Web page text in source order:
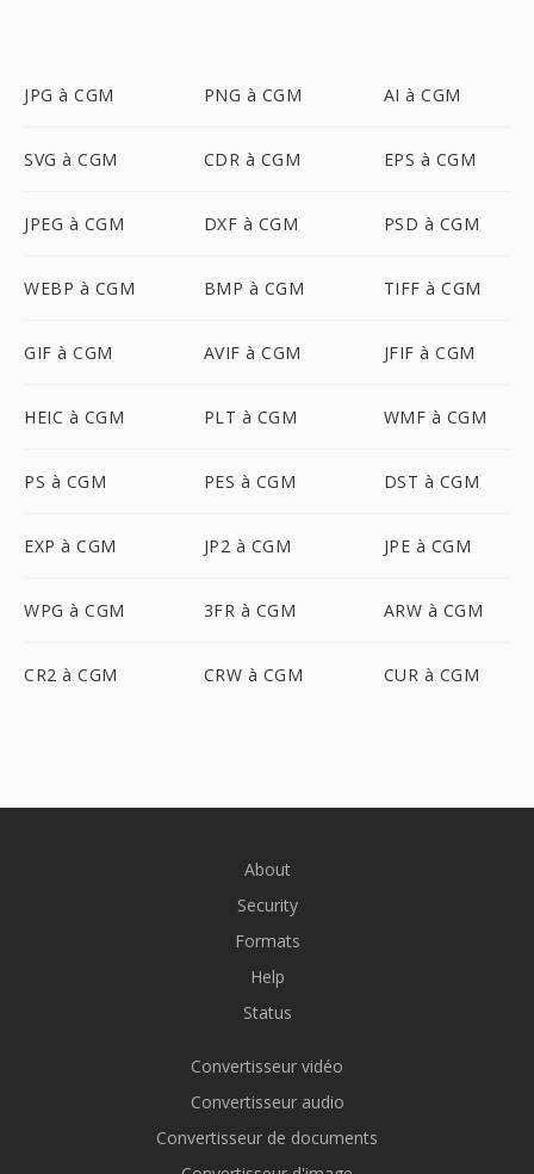
JPG à CGM PNG à CGM AI à CGM
SVG à CGM CDR à CGM EPS à CGM
JPEG à CGM DXF à CGM PSD à CGM
WEBP à CGM BMP à CGM TIFF à CGM
GIF à CGM AVIF à CGM JFIF à CGM
HEIC à CGM PLT à CGM WMF à CGM
PS à CGM PES à CGM DST à CGM
EXP à CGM JP2 à CGM JPE à CGM
WPG à CGM 3FR à CGM ARW à CGM
CR2 à CGM CRW à CGM CUR à CGM
About
Security
Formats
Help
Status
Convertisseur vidéo
Convertisseur audio
Convertisseur de documents